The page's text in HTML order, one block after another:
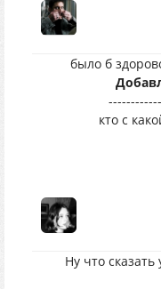
было б
кто с
Ну что